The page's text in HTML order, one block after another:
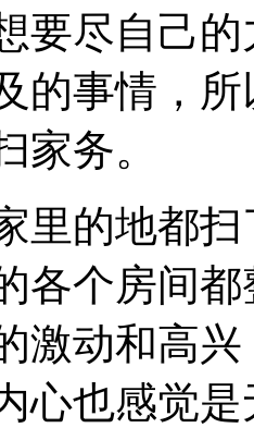
要尽自己
的事情，
家务。
里的地都
各个房间
激动和高
心也感觉